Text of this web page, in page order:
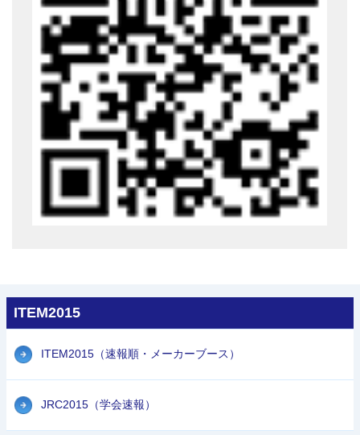
ITEM2015
ITEM2015（速報順・メーカーブース）
JRC2015（学会速報）